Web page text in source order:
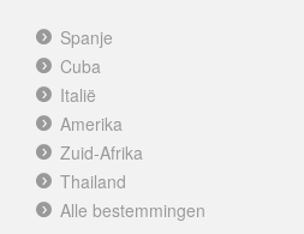
Spanje
Cuba
Italië
Amerika
Zuid-Afrika
Thailand
Alle bestemmingen